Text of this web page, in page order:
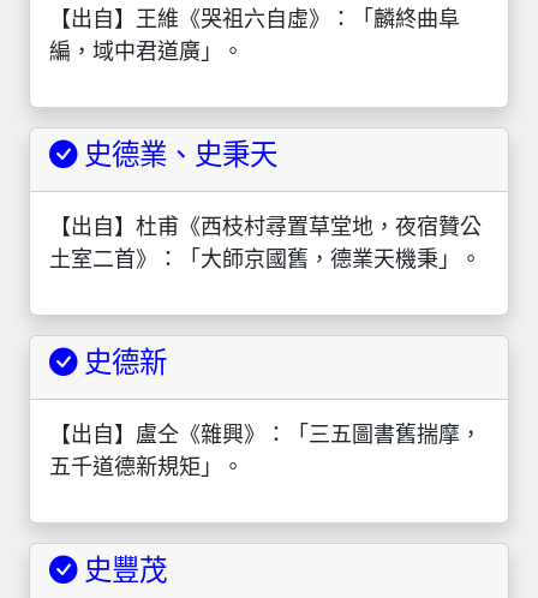
【出自】王維《哭祖六自虛》：「麟終曲阜
編，域中君道廣」。
史德業、史秉天
【出自】杜甫《西枝村尋置草堂地，夜宿贊公
土室二首》：「大師京國舊，德業天機秉」。
史德新
【出自】盧仝《雜興》：「三五圖書舊揣摩，
五千道德新規矩」。
史豐茂